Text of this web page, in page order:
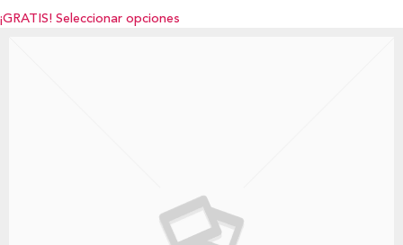
¡GRATIS! Seleccionar opciones